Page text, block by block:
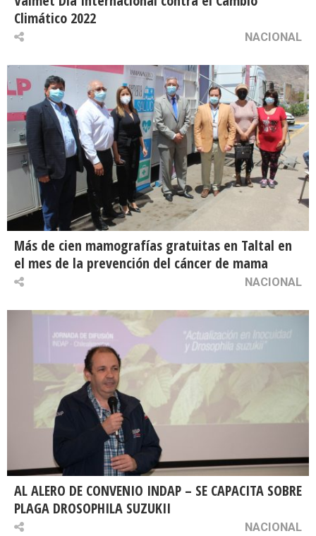
Climático 2022
NACIONAL
Más de cien mamografías gratuitas en Taltal en
el mes de la prevención del cáncer de mama
NACIONAL
AL ALERO DE CONVENIO INDAP – SE CAPACITA SOBRE
PLAGA DROSOPHILA SUZUKII
NACIONAL